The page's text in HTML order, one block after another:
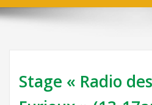
Stage « Radio